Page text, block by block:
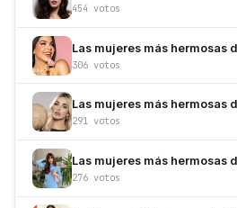
454 votos
Las mujeres más hermosas
306 votos
Las mujeres más hermosas
291 votos
Las mujeres más hermosas
276 votos